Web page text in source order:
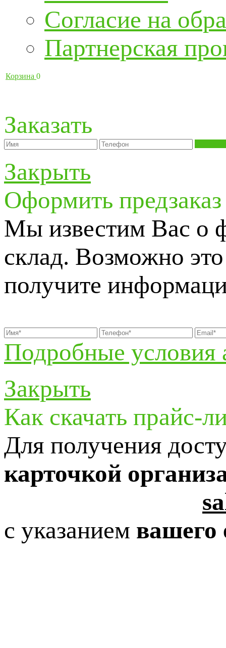
Согласие на
Партнерская
Корзина 0
Заказать
Закрыть
Оформить предзаказ
Мы известим Вас о
склад. Возможно
получите
Подробные условия
Закрыть
Как скачать прайс-
Для получения
карточкой
с указанием вашего